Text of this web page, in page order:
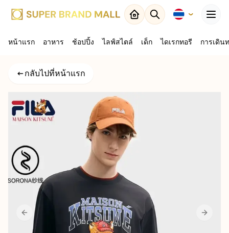
Menu ปิด
หน้าแรก อาหาร ช้อปปิ้ง ไลฟ์สไตล์ เด็ก ไดเรกทอรี การเดิน
กลับไปที่หน้าแรก
Previous slide Next